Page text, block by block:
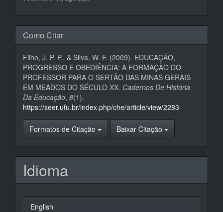
Como Citar
Filho, J. P. P., & Silva, W. F. (2009). EDUCAÇÃO,
PROGRESSO E OBEDIÊNCIA: A FORMAÇÃO DO
PROFESSOR PARA O SERTÃO DAS MINAS GERAIS
EM MEADOS DO SÉCULO XX. Cadernos De História
Da Educação, 8(1).
https://seer.ufu.br/index.php/che/article/view/2283
Formatos de Citação Baixar Citação
Idioma
English